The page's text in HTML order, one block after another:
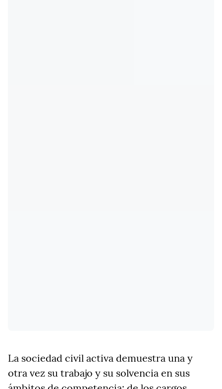
La sociedad civil activa demuestra una y
otra vez su trabajo y su solvencia en sus